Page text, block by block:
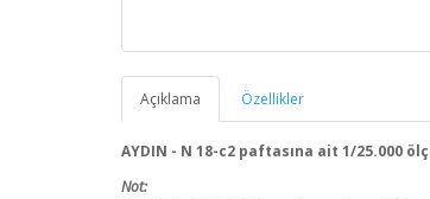
Açıklama Özellikler
AYDIN - N 18-c2 paftasına ait 1/25.000
Not: